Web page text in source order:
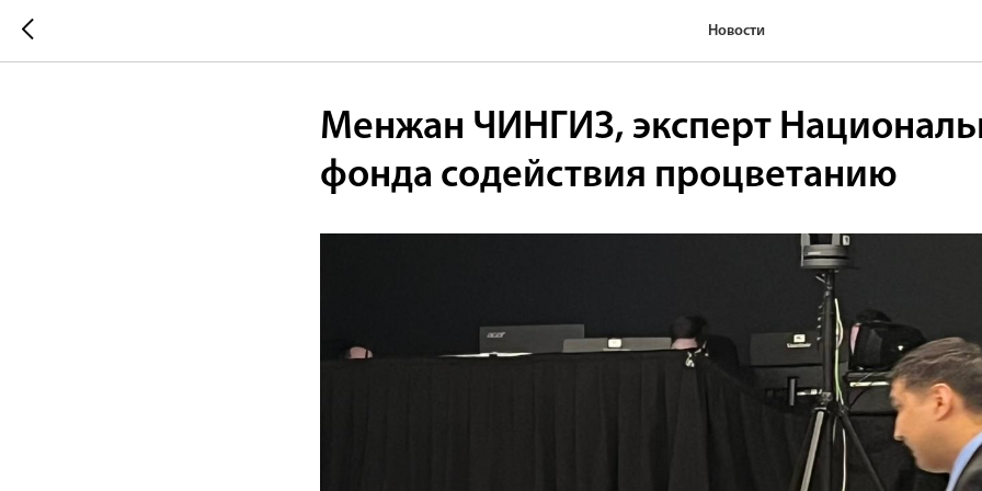
Новости
Менжан ЧИНГИЗ, эксперт
фонда содействия процветанию